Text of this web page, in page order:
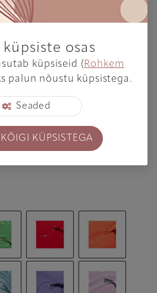
osas
küpsiseid (Rohkem
palun nõustu küpsistega.
Seaded
KÜPSISTEGA